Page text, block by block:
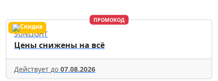
ПРОМОКОД
SUNLIGHT
Цены снижены на всё
Действует до 07.08.2026